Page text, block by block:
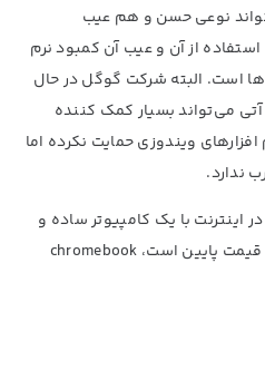
نوعی حسن و هم عیب
از آن و عیب آن کمبود نرم
است. البته شرکت گوگل در حال
می‌تواند بسیار کمک کننده
ویندوزی حمایت نکرده اما
ندارد.
اینترنت با یک کامپیوتر ساده و
در عین حال دسکتاپ قدرتمند و قیمت پایین است، chromebook